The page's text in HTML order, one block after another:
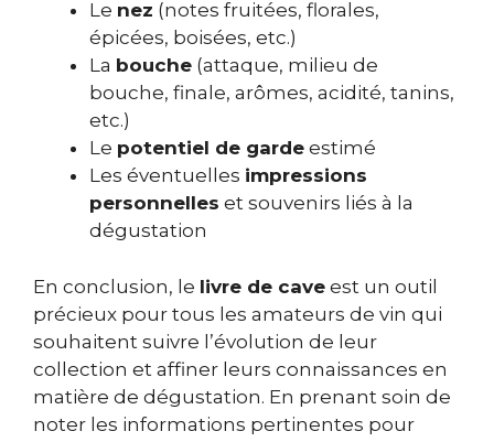
Le nez (notes fruitées, florales,
épicées, boisées, etc.)
La bouche (attaque, milieu de
bouche, finale, arômes, acidité, tanins,
etc.)
Le potentiel de garde estimé
Les éventuelles impressions
personnelles et souvenirs liés à la
dégustation
En conclusion, le livre de cave est un outil
précieux pour tous les amateurs de vin qui
souhaitent suivre l’évolution de leur
collection et affiner leurs connaissances en
matière de dégustation. En prenant soin de
noter les informations pertinentes pour